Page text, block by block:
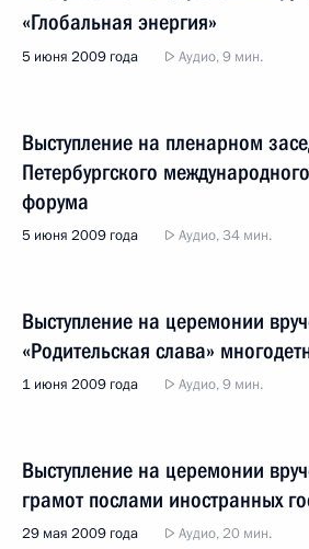
«Глобальная энергия»
5 июня 2009 года Аудио, 9 мин.
Выступление на пленарном
Петербургского
форума
5 июня 2009 года Аудио, 34 мин.
Выступление на церемонии
«Родительская слава»
1 июня 2009 года Аудио, 9 мин.
Выступление на церемонии
грамот послами иностранных
29 мая 2009 года Аудио, 20 мин.